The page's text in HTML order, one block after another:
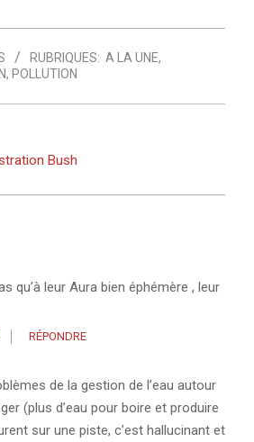
RUBRIQUES: A LA UNE,
, POLLUTION
Bush
qu’à leur Aura bien éphémère , leur
RÉPONDRE
de la gestion de l’eau autour
(plus d’eau pour boire et produire
sur une piste, c’est hallucinant et